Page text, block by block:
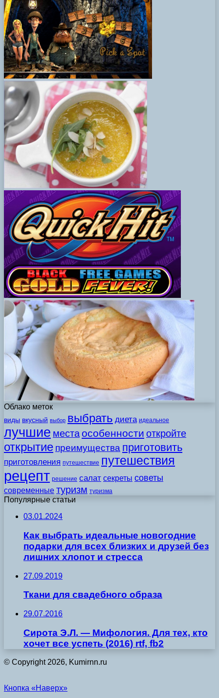
Облако меток
виды вкусный выбор выбрать диета идеальное
лучшие места особенности откройте
открытие преимущества приготовить
приготовления путешествие путешествия
рецепт решение салат секреты советы
современные туризм туризма
Популярные статьи
03.01.2024
Как выбрать идеальные новогодние
подарки для всех близких и друзей без
лишних хлопот и стресса
27.09.2019
Ткани для свадебного образа
29.07.2016
Сирота Э.Л. — Мифология. Для тех, кто
хочет все успеть (2016) rtf, fb2
© Copyright 2026, Kumirnn.ru
Кнопка «Наверх»